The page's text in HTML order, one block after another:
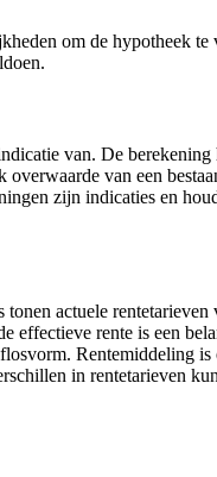
om de hypotheek
van. De
van een
zijn indicaties en
actuele
effectieve rente is een
Rentemiddeling
in rentetarieven